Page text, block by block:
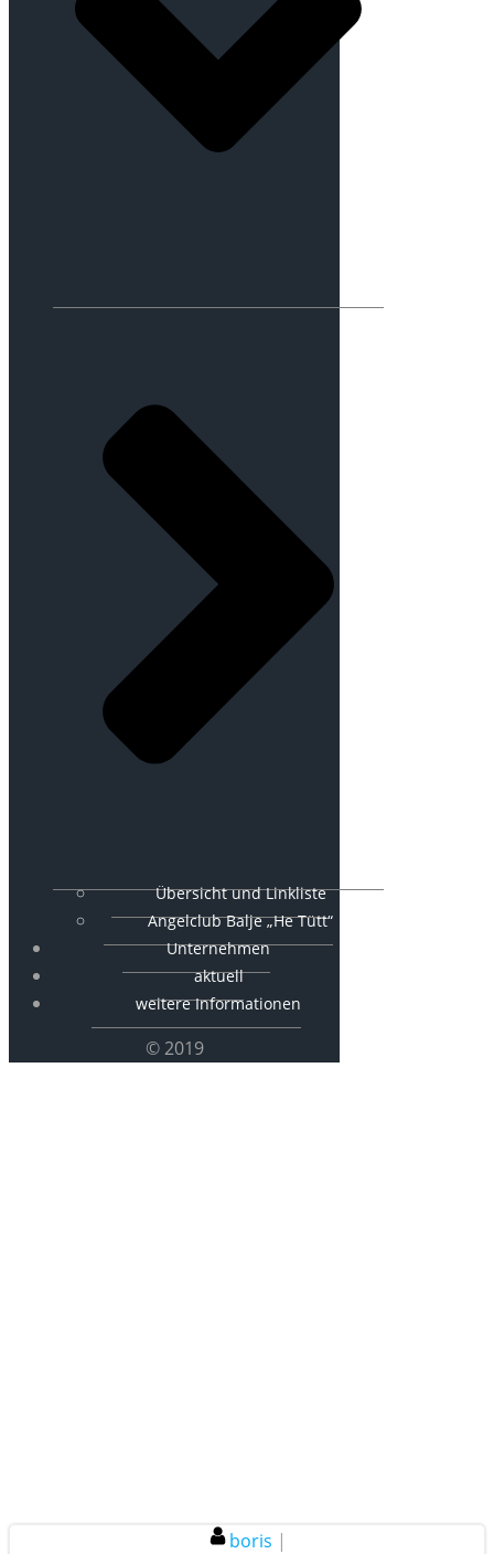
Übersicht und Linkliste
Angelclub Balje „He Tütt“
Unternehmen
aktuell
weitere Informationen
© 2019
boris |